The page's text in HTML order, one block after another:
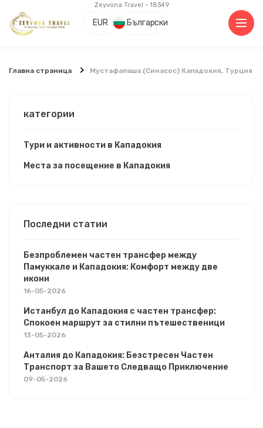
Zeyvona Travel - 18349
EUR Български
Главна страница Мустафапаша (Синасос) Кападокия, Турция -
категории
Тури и активности в Кападокия
Места за посещение в Кападокия
Последни статии
Безпроблемен частен трансфер между
Памуккале и Кападокия: Комфорт между две
икони
16-05-2026
Истанбул до Кападокия с частен трансфер:
Спокоен маршрут за стилни пътешественици
13-05-2026
Анталия до Кападокия: Безстресен Частен
Транспорт за Вашето Следващо Приключение
09-05-2026